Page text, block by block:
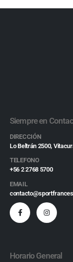
Siempre en
DIRECCIÓN
Lo Beltrán 2500,
TELEFONO
+56 2 2768 5700
EMAIL
Horario General